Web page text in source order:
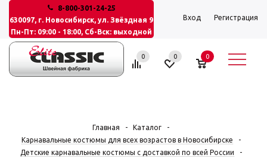
8-800-301-24-25
630097, г. Новосибирск, ул. Звёздная 9
Пн-Пт: 09:00 - 18:00, Сб-Вск: выходной
Вход Регистрация
0 0 0
Главная - Каталог
-
Карнавальные костюмы для всех возрастов в Новосибирске
-
Детские карнавальные костюмы с доставкой по всей России
-